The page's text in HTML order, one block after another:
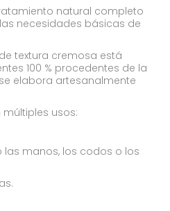
natural completo
necesidades básicas de
textura cremosa está
100 % procedentes de la
elabora artesanalmente
usos:
las manos, los codos o los